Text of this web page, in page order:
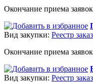
Окончание приема
Вид закупки: Реестр
Окончание приема
Вид закупки: Реестр